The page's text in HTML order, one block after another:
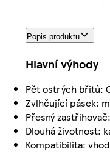
Popis produktu
Hlavní výhody
Pět ostrých břitů:
Zvlhčující pásek:
Přesný
Dlouhá životnost:
Kompatibilita: